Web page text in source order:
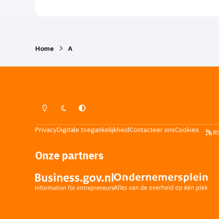
Home A
Lichte ModusDonkere ModusSysteemvoorkeur
PrivacyDigitale toegankelijkheidContacteer onsCookies
Onze partners